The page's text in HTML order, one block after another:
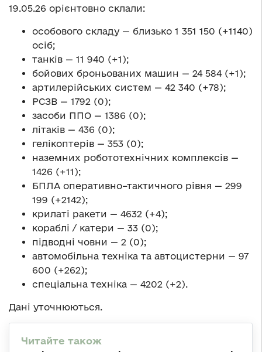
19.05.26 орієнтовно склали:
особового складу — близько 1 351 150 (+1140)
осіб;
танків — 11 940 (+1);
бойових броньованих машин — 24 584 (+1);
артилерійських систем — 42 340 (+78);
РСЗВ — 1792 (0);
засоби ППО — 1386 (0);
літаків — 436 (0);
гелікоптерів — 353 (0);
наземних робототехнічних комплексів —
1426 (+11);
БПЛА оперативно–тактичного рівня — 299
199 (+2142);
крилаті ракети — 4632 (+4);
кораблі / катери — 33 (0);
підводні човни — 2 (0);
автомобільна техніка та автоцистерни — 97
600 (+262);
спеціальна техніка — 4202 (+2).
Дані уточнюються.